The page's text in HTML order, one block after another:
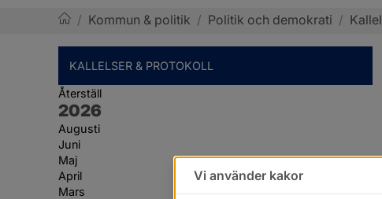
/ Kommun & politik / Politik och demokrati /
KALLELSER & PROTOKOLL
Återställ
År:
2026
Augusti
Juni
Maj
April
Mars
Vi använder kakor